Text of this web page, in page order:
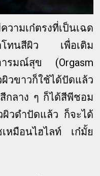
วามเก๋ตรงที่เป็นเฉด
โทนสีผิว เพื่อเติม
ารมณ์สุข (Orgasm
ขาวก็ใช้ได้ปัดแล้ว
กลาง ๆ ก็ได้สีพีชอม
ผิวดำปัดแล้ว ก็จะได้
เหมือนไฮไลท์ เก๋มั้ย